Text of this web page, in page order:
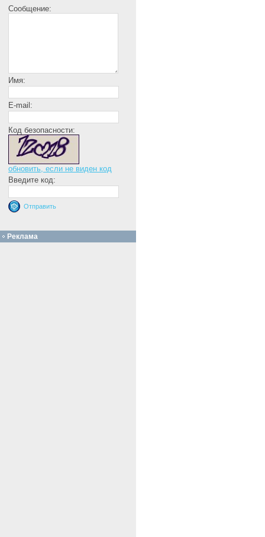
Сообщение:
Имя:
E-mail:
Код безопасности:
обновить, если не виден код
Введите код:
Реклама